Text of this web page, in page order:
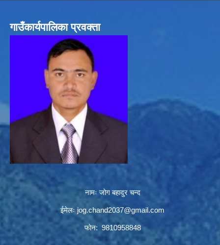
गाउँकार्यपालिका प्रवक्ता
नामः जोग बहादुर चन्द
ईमेलः jog.chand2037@gmail.com
फोन: 9810958848